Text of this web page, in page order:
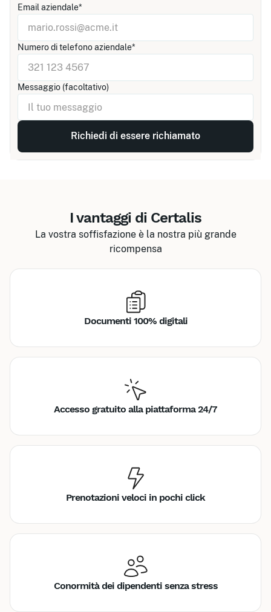
Email aziendale*
Numero di telefono aziendale*
Messaggio (facoltativo)
I vantaggi di Certalis
La vostra soffisfazione è la nostra più grande
ricompensa
Documenti 100% digitali
Accesso gratuito alla piattaforma 24/7
Prenotazioni veloci in pochi click
Conormità dei dipendenti senza stress